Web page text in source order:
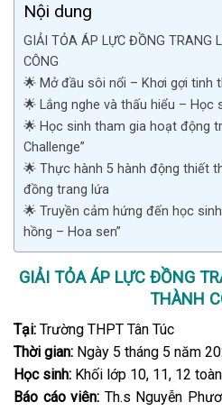
Nội dung
GIẢI TỎA ÁP LỰC ĐỒNG TRANG
CÔNG
🌟 Mở đầu sôi nổi – Khơi gợi tinh
🌟 Lắng nghe và thấu hiểu – Học
🌟 Học sinh tham gia hoạt động
Challenge”
🌟 Thực hành 5 hành động thiết
đồng trang lứa
🌟 Truyền cảm hứng đến học
hồng – Hoa sen”
GIẢI TỎA ÁP LỰC ĐỒNG
THÀNH
Tại: Trường THPT Tân Túc
Thời gian: Ngày 5 tháng 5 năm
Học sinh: Khối lớp 10, 11, 12
Báo cáo viên: Th.s Nguyễn